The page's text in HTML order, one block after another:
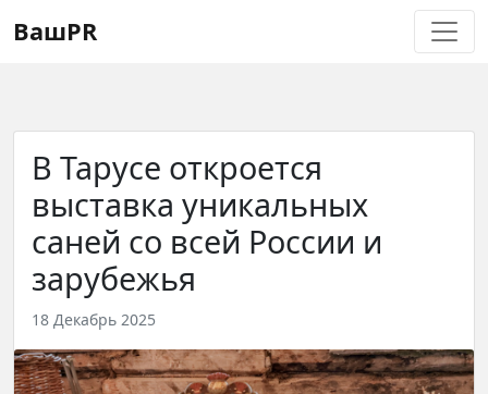
Регистрация
ВашPR
В Тарусе откроется
выставка уникальных
саней со всей России и
зарубежья
18 Декабрь 2025